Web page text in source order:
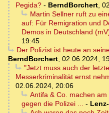
Pegida? - BerndBorchert,
Martin Sellner ruft zu
auf: Für Remigration und
Demos in Deutschland
19:45
Der Polizist ist heute an
BerndBorchert, 02.06.2024,
"Jetzt muss auch der
Messerkriminalität ernst
02.06.2024, 20:06
Antifa & Co. machen
gegen die Polizei ... -